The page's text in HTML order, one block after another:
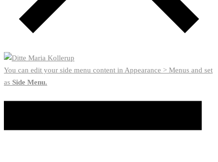
You can edit your side menu content in Appearance > Menus and set
as Side Menu.